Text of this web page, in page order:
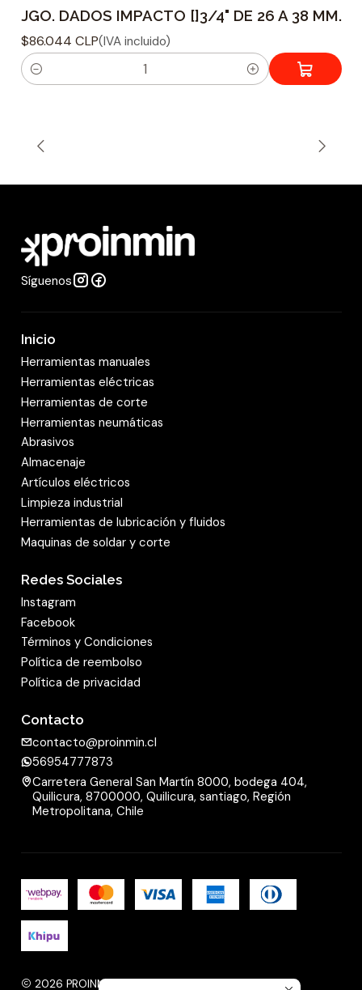
JGO. DADOS IMPACTO []3/4" DE 26 A 38 MM.
$86.044 CLP(IVA incluido)
C
d
Síguenos
Inicio
Herramientas manuales
Herramientas eléctricas
Herramientas de corte
Herramientas neumáticas
Abrasivos
Almacenaje
Artículos eléctricos
Limpieza industrial
Herramientas de lubricación y fluidos
Maquinas de soldar y corte
Redes Sociales
Instagram
Facebook
Términos y Condiciones
Política de reembolso
Política de privacidad
Contacto
contacto@proinmin.cl
56954777873
Carretera General San Martín 8000, bodega 404,
Quilicura, 8700000, Quilicura, santiago, Región
Metropolitana, Chile
2026 PROINMIN.